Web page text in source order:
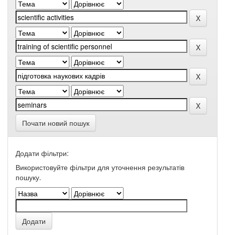
Почати новий пошук
Додати фільтри:
Використовуйте фільтри для уточнення результатів
пошуку.